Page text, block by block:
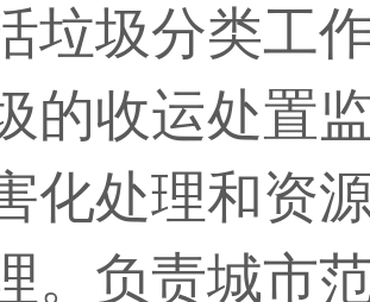
垃圾分类工
的收运处置
化处理和资
。负责城市